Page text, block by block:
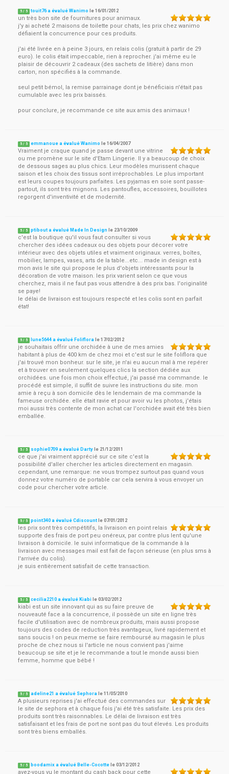
5 / 5 touit76 a évalué Wanimo le16/01/2012
un très bon site de fournitures pour animaux.
j'y ai acheté 2 maisons de toilette pour chats, les prix chez wanimo
défiaient la concurrence pour ces produits.
j'ai été livrée en à peine 3 jours, en relais colis (gratuit à partir de 29
euro). le colis était impeccable, rien à reprocher. j'ai même eu le
plaisir de découvrir 2 cadeaux (des sachets de litière) dans mon
carton, non spécifiés à la commande.
seul petit bémol, la remise parrainage dont je bénéficiais n'était pas
cumulable avec les prix baissés.
pour conclure, je recommande ce site aux amis des animaux !
5 / 5 emmanoue a évalué Wanimo le16/04/2007
Vraiment je craque quand je passe devant une vitrine
ou me promène sur le site d'Etam Lingerie. Il y a beaucoup de choix
de dessous sages au plus chics. Leur modèles murissent chaque
saison et les choix des tissus sont irréprochables. Le plus important
est leurs coupes toujours parfaites. Les pyjamas en soie sont passe-
partout, ils sont très mignons. Les pantoufles, accessoires, bouillotes
regorgent d'inventivité et de modernité.
5 / 5 ptibout a évalué Made In Design le 23/10/2009
c'est la boutique qu'il vous faut consulter si vous
chercher des idées cadeaux ou des objets pour décorer votre
intérieur avec des objets utiles et vraiment originaux. verres, boîtes,
mobilier, lampes, vases, arts de la table...etc... made in design est à
mon avis le site qui propose le plus d'objets intéressants pour la
décoration de votre maison. les prix varient selon ce que vous
cherchez, mais il ne faut pas vous attendre à des prix bas. l'originalité
se paye!
le délai de livraison est toujours respecté et les colis sont en parfait
état!
5 / 5 lune5644 a évalué Foliflora le17/02/2012
je souhaitais offrir une orchidée à une de mes amies
habitant à plus de 400 km de chez moi et c'est sur le site foliflora que
j'ai trouvé mon bonheur. sur le site, je n'ai eu aucun mal à me repérer
et à trouver en seulement quelques clics la section dédiée aux
orchidées. une fois mon choix effectué, j'ai passé ma commande. le
procédé est simple, il suffit de suivre les instructions du site. mon
amie à reçu à son domicile dès le lendemain de ma commande la
fameuse orchidée. elle était ravie et pour avoir vu les photos, j'étais
moi aussi très contente de mon achat car l'orchidée avait été très bien
emballée.
5 / 5 sophie0709 a évalué Darty le 21/12/2011
ce que j'ai vraiment apprécié sur ce site c'est la
possibilité d'aller chercher les articles directement en magasin.
cependant, une remarque: ne vous trompez surtout pas quand vous
donnez votre numéro de portable car cela servira à vous envoyer un
code pour chercher votre article.
5 / 5 point340 a évalué Cdiscount le07/01/2012
les prix sont très compétitifs, la livraison en point relais
supporte des frais de port peu onéreux, par contre plus lent qu'une
livraison à domicile. le suivi informatique de la commande à la
livraison avec messages mail est fait de façon sérieuse (en plus sms à
l'arrivée du colis).
je suis entièrement satisfait de cette transaction.
5 / 5 cecilia2210 a évalué Kiabi le03/02/2012
kiabi est un site innovant qui as su faire preuve de
nouveauté face a la concurrence, il possède un site en ligne très
facile d'utilisation avec de nombreux produits, mais aussi propose
toujours des codes de reduction très avantageux, livré rapidement et
sans soucis ! on peux meme se faire remboursé au magasin le plus
proche de chez nous si l'article ne nous convient pas j'aime
beaucoup se site et je le recommande a tout le monde aussi bien
femme, homme que bébé !
5 / 5 adeline21 a évalué Sephora le11/05/2010
A plusieurs reprises j'ai effectué des commandes sur
le site de sephora et à chaque fois j'ai été très satisfaite. Les prix des
produits sont très raisonnables. Le délai de livraison est très
satisfaisant et les frais de port ne sont pas du tout élevés. Les produits
sont très biens emballés.
5 / 5 boodamix a évalué Belle-Cocotte le03/12/2012
avez-vous vu le montant du cash back pour cette